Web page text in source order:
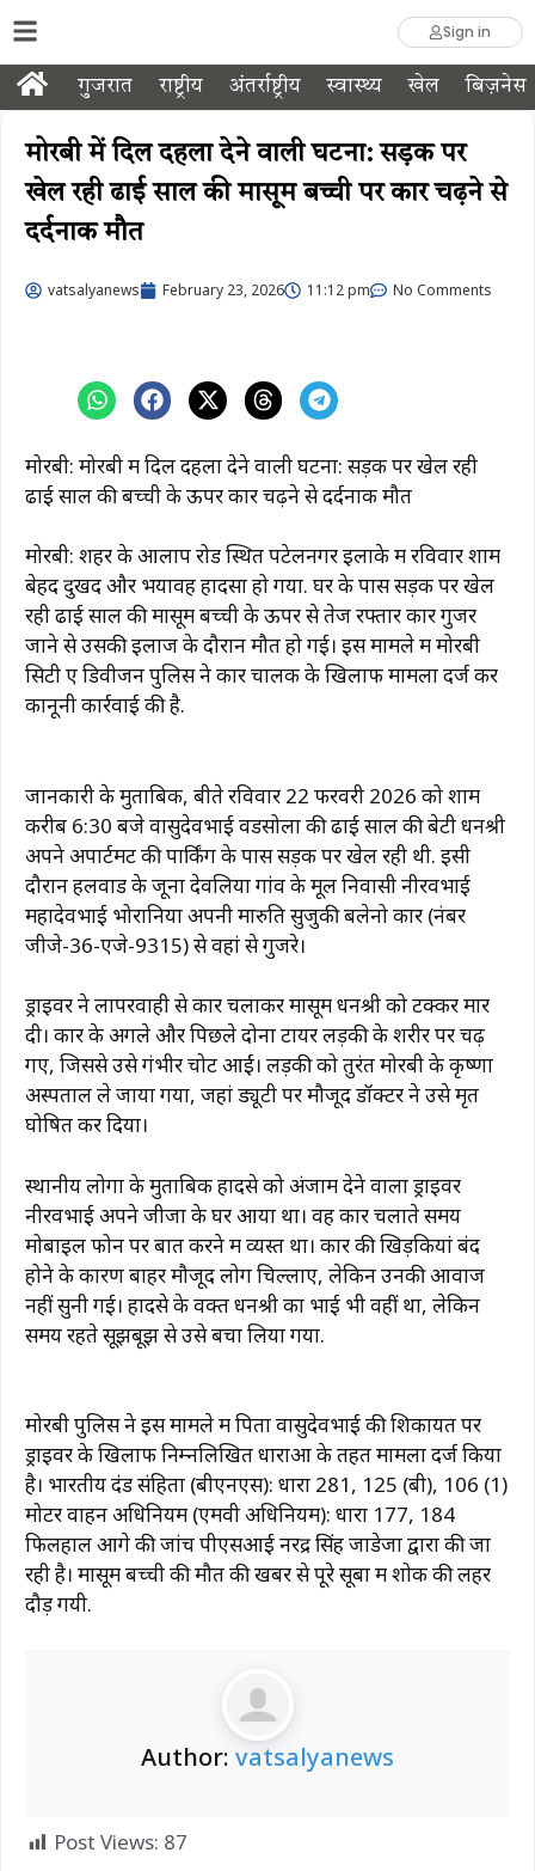
Sign in
गुजरात राष्ट्रीय अंतर्राष्ट्रीय स्वास्थ्य खेल बिज़नेस
मोरबी में दिल दहला देने वाली घटना: सड़क पर
खेल रही ढाई साल की मासूम बच्ची पर कार चढ़ने से
दर्दनाक मौत
vatsalyanews February 23, 2026 11:12 pm No Comments
मोरबी: मोरबी में दिल दहला देने वाली घटना: सड़क पर खेल रही
ढाई साल की बच्ची के ऊपर कार चढ़ने से दर्दनाक मौत
मोरबी: शहर के आलाप रोड स्थित पटेलनगर इलाके में रविवार शाम
बेहद दुखद और भयावह हादसा हो गया. घर के पास सड़क पर खेल
रही ढाई साल की मासूम बच्ची के ऊपर से तेज रफ्तार कार गुजर
जाने से उसकी इलाज के दौरान मौत हो गई। इस मामले में मोरबी
सिटी ए डिवीजन पुलिस ने कार चालक के खिलाफ मामला दर्ज कर
कानूनी कार्रवाई की है.
जानकारी के मुताबिक, बीते रविवार 22 फरवरी 2026 को शाम
करीब 6:30 बजे वासुदेवभाई वडसोला की ढाई साल की बेटी धनश्री
अपने अपार्टमेंट की पार्किंग के पास सड़क पर खेल रही थी. इसी
दौरान हलवाड के जूना देवलिया गांव के मूल निवासी नीरवभाई
महादेवभाई भोरानिया अपनी मारुति सुजुकी बलेनो कार (नंबर
जीजे-36-एजे-9315) से वहां से गुजरे।
ड्राइवर ने लापरवाही से कार चलाकर मासूम धनश्री को टक्कर मार
दी। कार के अगले और पिछले दोनों टायर लड़की के शरीर पर चढ़
गए, जिससे उसे गंभीर चोटें आईं। लड़की को तुरंत मोरबी के कृष्णा
अस्पताल ले जाया गया, जहां ड्यूटी पर मौजूद डॉक्टर ने उसे मृत
घोषित कर दिया।
स्थानीय लोगों के मुताबिक हादसे को अंजाम देने वाला ड्राइवर
नीरवभाई अपने जीजा के घर आया था। वह कार चलाते समय
मोबाइल फोन पर बात करने में व्यस्त था। कार की खिड़कियां बंद
होने के कारण बाहर मौजूद लोग चिल्लाए, लेकिन उनकी आवाज
नहीं सुनी गई। हादसे के वक्त धनश्री का भाई भी वहीं था, लेकिन
समय रहते सूझबूझ से उसे बचा लिया गया.
मोरबी पुलिस ने इस मामले में पिता वासुदेवभाई की शिकायत पर
ड्राइवर के खिलाफ निम्नलिखित धाराओं के तहत मामला दर्ज किया
है। भारतीय दंड संहिता (बीएनएस): धारा 281, 125 (बी), 106 (1)
मोटर वाहन अधिनियम (एमवी अधिनियम): धारा 177, 184
फिलहाल आगे की जांच पीएसआई नरेंद्र सिंह जाडेजा द्वारा की जा
रही है। मासूम बच्ची की मौत की खबर से पूरे सूबा में शोक की लहर
दौड़ गयी.
Author: vatsalyanews
Post Views: 87